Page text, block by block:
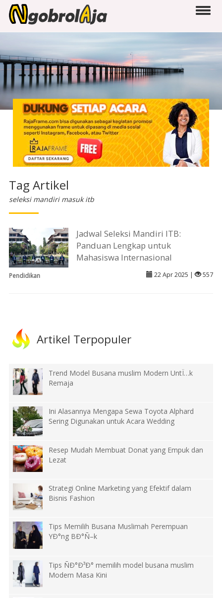
Tag Artikel
seleksi mandiri masuk itb
Jadwal Seleksi Mandiri ITB:
Panduan Lengkap untuk
Mahasiswa Internasional
Pendidikan 22 Apr 2025 | 557
Artikel Terpopuler
Trend Model Busana muslim Modern UntÏ…k
Remaja
Ini Alasannya Mengapa Sewa Toyota Alphard
Sering Digunakan untuk Acara Wedding
Resep Mudah Membuat Donat yang Empuk dan
Lezat
Strategi Online Marketing yang Efektif dalam
Bisnis Fashion
Tips Memilih Busana Muslimah Perempuan
YÐ°ng BÐ°Ñ–k
Tips ÑÐ°Ð³Ð° memilih model busana muslim
Modern Masa Kini